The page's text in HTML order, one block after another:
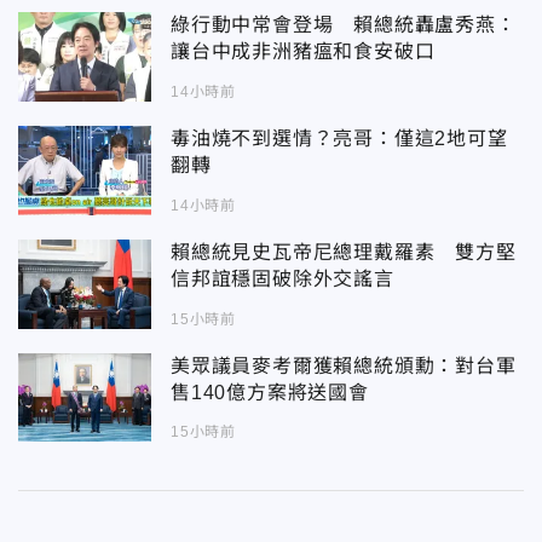
綠行動中常會登場 賴總統轟盧秀燕：
讓台中成非洲豬瘟和食安破口
14小時前
毒油燒不到選情？亮哥：僅這2地可望
翻轉
14小時前
賴總統見史瓦帝尼總理戴羅素 雙方堅
信邦誼穩固破除外交謠言
15小時前
美眾議員麥考爾獲賴總統頒勳：對台軍
售140億方案將送國會
15小時前